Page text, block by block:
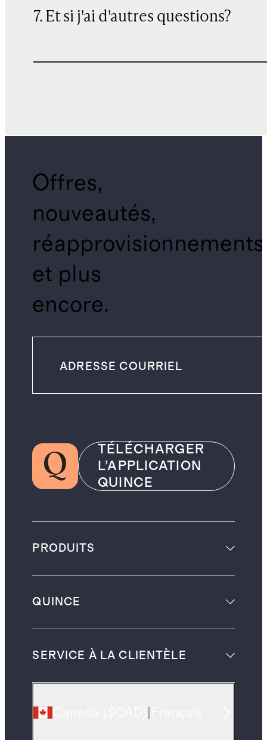
7. Et si j'ai d'autres questions?
Offres,
nouveautés,
réapprovisionnements
et plus
encore.
TÉLÉCHARGER
L’APPLICATION
QUINCE
PRODUITS
QUINCE
SERVICE À LA CLIENTÈLE